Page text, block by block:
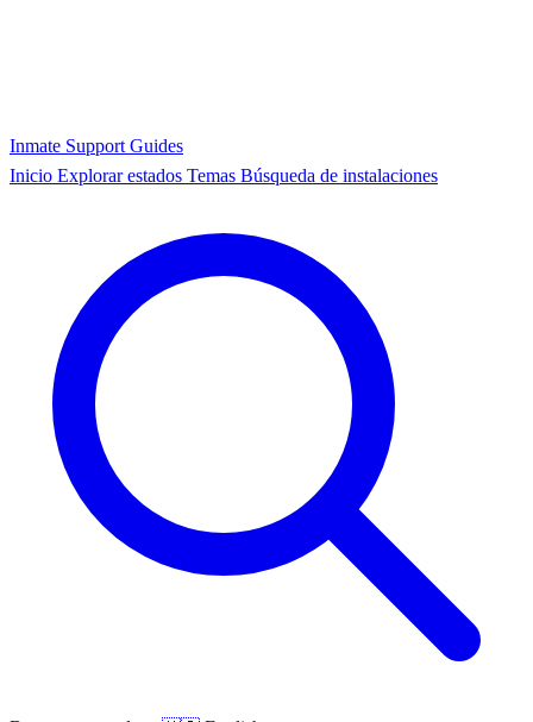
Inmate Support Guides
Inicio Explorar estados Temas Búsqueda de instalaciones